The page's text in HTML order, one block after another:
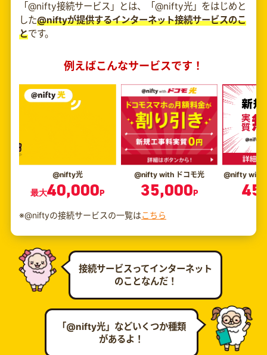
「@nifty接続サービス」とは、「@nifty光」をはじめと
した@niftyが提供するインターネット接続サービスのこ
とです。
例えばこんなサービスです！
@nifty光
最大40,000P
@nifty with ドコモ光
35,000P
@nifty with
※@niftyの接続サービスの一覧はこちら
接続サービスってインターネット
のことなんだ！
「@nifty光」などいくつか種類
があるよ！